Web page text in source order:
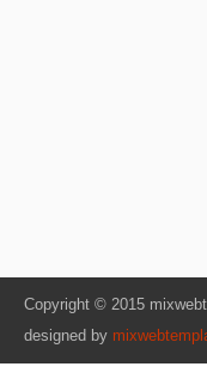
Copyright © 2015
designed by